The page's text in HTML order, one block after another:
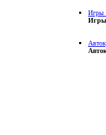
Игры
Игры